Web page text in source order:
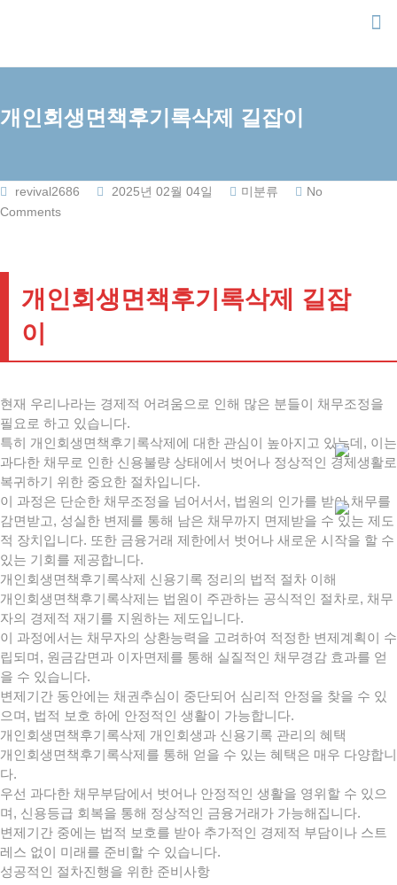
content
개인회생면책후기록삭제 길잡이
revival2686 2025년 02월 04일 미분류
No
Comments
개인회생면책후기록삭제 길잡
이
현재 우리나라는 경제적 어려움으로 인해 많은 분들이 채무조정을
필요로 하고 있습니다.
특히 개인회생면책후기록삭제에 대한 관심이 높아지고 있는데, 이는
과다한 채무로 인한 신용불량 상태에서 벗어나 정상적인 경제생활로
복귀하기 위한 중요한 절차입니다.
이 과정은 단순한 채무조정을 넘어서서, 법원의 인가를 받아 채무를
감면받고, 성실한 변제를 통해 남은 채무까지 면제받을 수 있는 제도
적 장치입니다. 또한 금융거래 제한에서 벗어나 새로운 시작을 할 수
있는 기회를 제공합니다.
개인회생면책후기록삭제 신용기록 정리의 법적 절차 이해
개인회생면책후기록삭제는 법원이 주관하는 공식적인 절차로, 채무
자의 경제적 재기를 지원하는 제도입니다.
이 과정에서는 채무자의 상환능력을 고려하여 적정한 변제계획이 수
립되며, 원금감면과 이자면제를 통해 실질적인 채무경감 효과를 얻
을 수 있습니다.
변제기간 동안에는 채권추심이 중단되어 심리적 안정을 찾을 수 있
으며, 법적 보호 하에 안정적인 생활이 가능합니다.
개인회생면책후기록삭제 개인회생과 신용기록 관리의 혜택
개인회생면책후기록삭제를 통해 얻을 수 있는 혜택은 매우 다양합니
다.
우선 과다한 채무부담에서 벗어나 안정적인 생활을 영위할 수 있으
며, 신용등급 회복을 통해 정상적인 금융거래가 가능해집니다.
변제기간 중에는 법적 보호를 받아 추가적인 경제적 부담이나 스트
레스 없이 미래를 준비할 수 있습니다.
성공적인 절차진행을 위한 준비사항